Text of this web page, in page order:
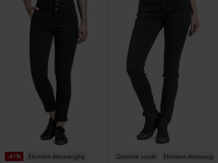
-41%
Element dekoracyjny
Ostatnie sztuki
Element